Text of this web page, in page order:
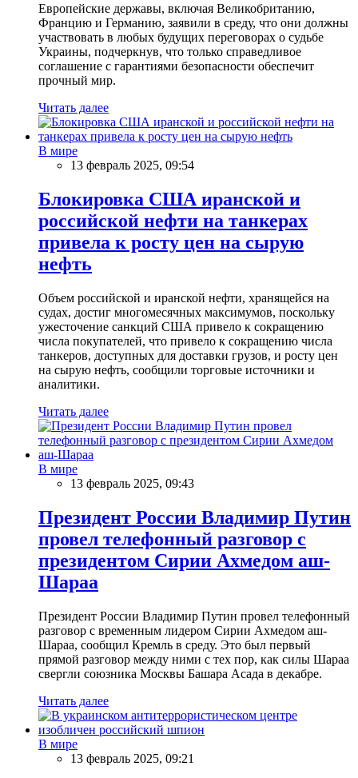
Европейские державы, включая Великобританию,
Францию и Германию, заявили в среду, что они должны
участвовать в любых будущих переговорах о судьбе
Украины, подчеркнув, что только справедливое
соглашение с гарантиями безопасности обеспечит
прочный мир.
Читать далее
В мире
13 февраль 2025, 09:54
Блокировка США иранской и
российской нефти на танкерах
привела к росту цен на сырую
нефть
Объем российской и иранской нефти, хранящейся на
судах, достиг многомесячных максимумов, поскольку
ужесточение санкций США привело к сокращению
числа покупателей, что привело к сокращению числа
танкеров, доступных для доставки грузов, и росту цен
на сырую нефть, сообщили торговые источники и
аналитики.
Читать далее
В мире
13 февраль 2025, 09:43
Президент России Владимир Путин
провел телефонный разговор с
президентом Сирии Ахмедом аш-
Шараа
Президент России Владимир Путин провел телефонный
разговор с временным лидером Сирии Ахмедом аш-
Шараа, сообщил Кремль в среду. Это был первый
прямой разговор между ними с тех пор, как силы Шараа
свергли союзника Москвы Башара Асада в декабре.
Читать далее
В мире
13 февраль 2025, 09:21